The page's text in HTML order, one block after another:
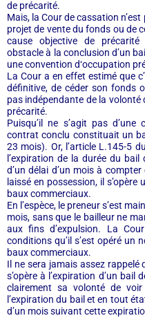
de précarité.
Mais, la Cour de cassation
projet de vente du fonds ou de
cause objective de
obstacle à la conclusion d’un
une convention d‘occupation
La Cour a en effet estimé que
définitive, de céder son fonds
pas indépendante de la volonté
précarité.
Puisqu’il ne s’agit pas d’une
contrat conclu constituait un
23 mois). Or, l’article L.145-5
l’expiration de la durée du
d’un délai d’un mois à
laissé en possession, il
baux commerciaux.
En l’espèce, le preneur s’est
mois, sans que le bailleur ne
aux fins d’expulsion. La
conditions qu’il s’est opéré
baux commerciaux.
Il ne sera jamais assez rappelé
s’opère à l’expiration d’un
clairement sa volonté de
l’expiration du bail et en tout
d’un mois suivant cette